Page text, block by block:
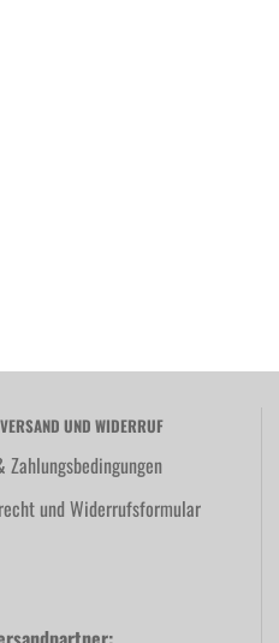
UND WIDERRUF
Zahlungsbedingungen
und Widerrufsformular